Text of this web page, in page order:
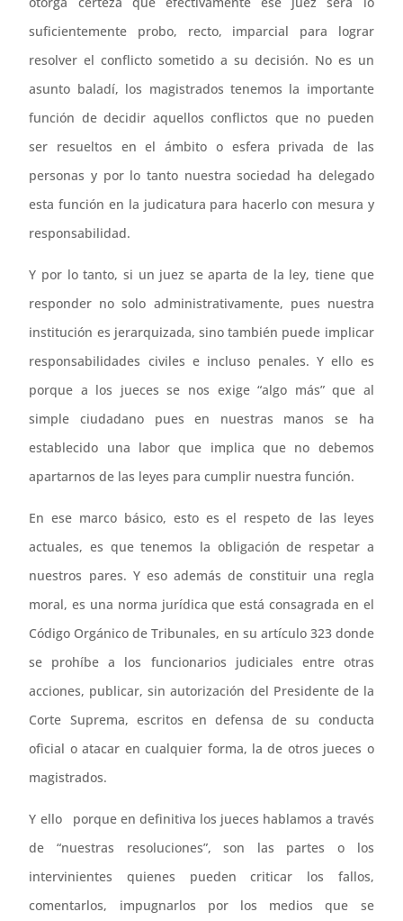
suficientemente probo, recto, imparcial para lograr
resolver el conflicto sometido a su decisión. No es un
asunto baladí, los magistrados tenemos la importante
función de decidir aquellos conflictos que no pueden
ser resueltos en el ámbito o esfera privada de las
personas y por lo tanto nuestra sociedad ha delegado
esta función en la judicatura para hacerlo con mesura y
responsabilidad.
Y por lo tanto, si un juez se aparta de la ley, tiene que
responder no solo administrativamente, pues nuestra
institución es jerarquizada, sino también puede implicar
responsabilidades civiles e incluso penales. Y ello es
porque a los jueces se nos exige “algo más” que al
simple ciudadano pues en nuestras manos se ha
establecido una labor que implica que no debemos
apartarnos de las leyes para cumplir nuestra función.
En ese marco básico, esto es el respeto de las leyes
actuales, es que tenemos la obligación de respetar a
nuestros pares. Y eso además de constituir una regla
moral, es una norma jurídica que está consagrada en el
Código Orgánico de Tribunales, en su artículo 323 donde
se prohíbe a los funcionarios judiciales entre otras
acciones, publicar, sin autorización del Presidente de la
Corte Suprema, escritos en defensa de su conducta
oficial o atacar en cualquier forma, la de otros jueces o
magistrados.
Y ello porque en definitiva los jueces hablamos a través
de “nuestras resoluciones”, son las partes o los
intervinientes quienes pueden criticar los fallos,
comentarlos, impugnarlos por los medios que se